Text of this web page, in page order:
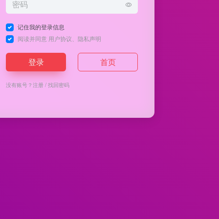
记住我的登录信息
阅读并同意 用户协议 隐私声明
登录 首页
没有账号？注册/找回密码